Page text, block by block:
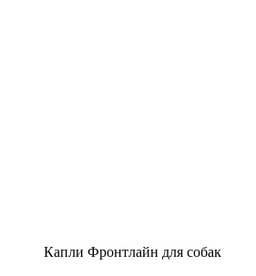
Капли Фронтлайн для собак